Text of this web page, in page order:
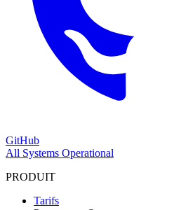
GitHub
All Systems Operational
PRODUIT
Tarifs